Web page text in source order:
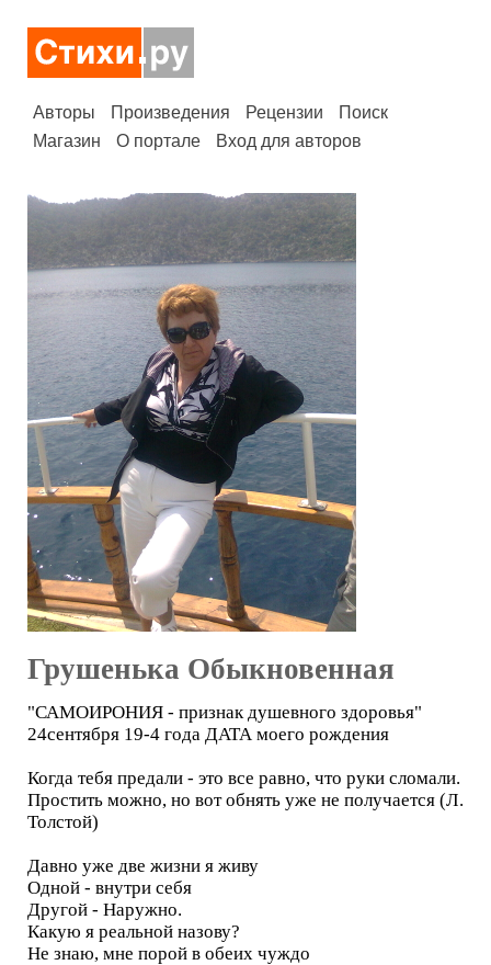
Авторы Произведения Рецензии
Поиск
Магазин
О портале Вход для авторов
Грушенька Обыкновенная
"САМОИРОНИЯ - признак душевного здоровья"
24сентября 19-4 года ДАТА моего рождения
Когда тебя предали - это все равно, что руки сломали.
Простить можно, но вот обнять уже не получается (Л.
Толстой)
Давно уже две жизни я живу
Одной - внутри себя
Другой - Наружно.
Какую я реальной назову?
Не знаю, мне порой в обеих чуждо